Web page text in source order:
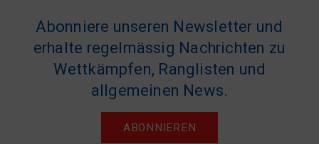
Abonniere unseren Newsletter und
erhalte regelmässig Nachrichten zu
Wettkämpfen, Ranglisten und
allgemeinen News.
ABONNIEREN